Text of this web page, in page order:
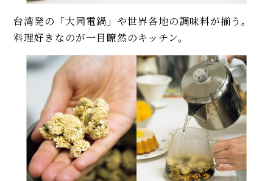
台湾発の「大同電鍋」や世界各地の調味料が揃う。
料理好きなのが一目瞭然のキッチン。